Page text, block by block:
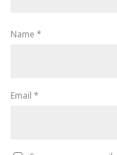
Name *
Email *